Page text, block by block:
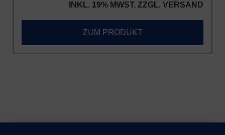
INKL. 19% MWST. ZZGL. VERSAND
ZUM PRODUKT